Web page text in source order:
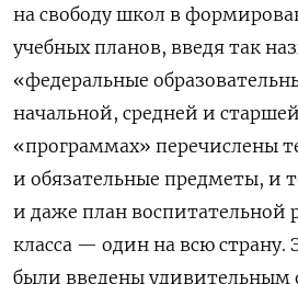
на свободу школ в
учебных планов, введя так
«федеральные
начальной, средней и
«программах» перечислены
и обязательные предметы, и
и даже план воспитательной
класса — один на всю
были введены удивительным